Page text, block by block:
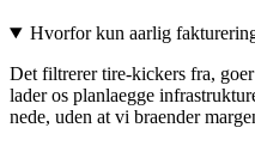
Hvorfor kun aarlig
Det filtrerer tire-kickers fra,
lader os planlaegge
nede, uden at vi braender